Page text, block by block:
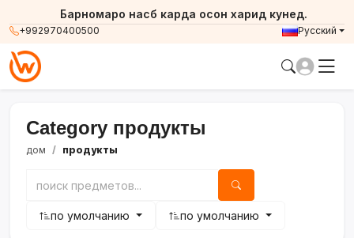
+992970400500
Барномаро насб карда осон харид кунед.
Русский
Category продукты
дом продукты
по умолчанию по умолчанию